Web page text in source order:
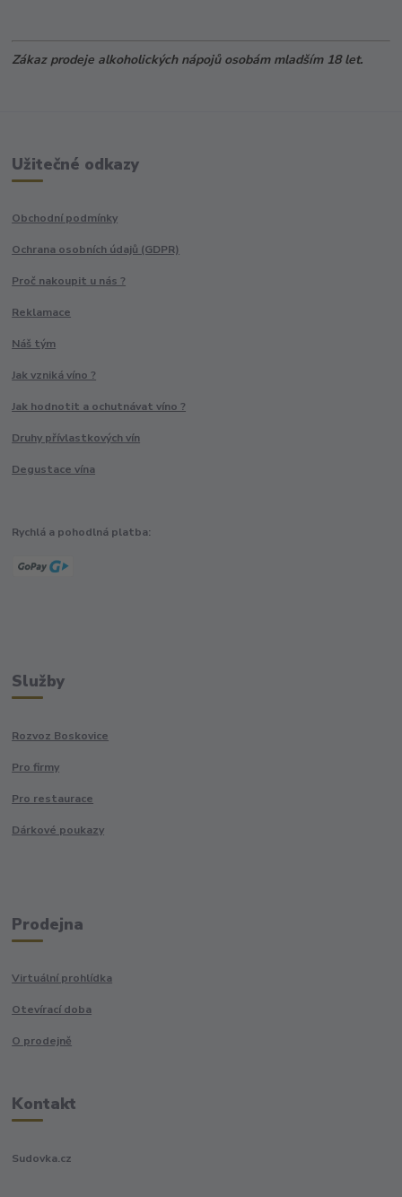
Zákaz prodeje alkoholických nápojů osobám mladším 18 let.
Užitečné odkazy
Obchodní podmínky
Ochrana osobních údajů (GDPR)
Proč nakoupit u nás ?
Reklamace
Náš tým
Jak vzniká víno ?
Jak hodnotit a ochutnávat víno ?
Druhy přívlastkových vín
Degustace vína
Rychlá a pohodlná platba:
Služby
Rozvoz Boskovice
Pro firmy
Pro restaurace
Dárkové poukazy
Prodejna
Virtuální prohlídka
Otevírací doba
O prodejně
Kontakt
Sudovka.cz